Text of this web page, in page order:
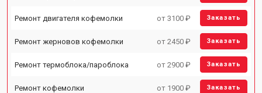
Ремонт двигателя кофемолки от 3100 ₽ Заказать
Ремонт жерновов кофемолки от 2450 ₽ Заказать
Ремонт термоблока/пароблока от 2900 ₽ Заказать
Ремонт кофемолки от 1900 ₽ Заказать